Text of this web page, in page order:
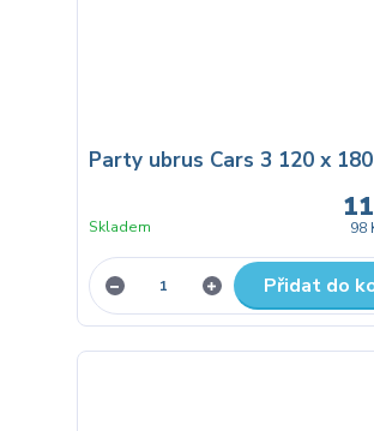
Party ubrus Cars 3 120 x
98
Skladem
Přidat do